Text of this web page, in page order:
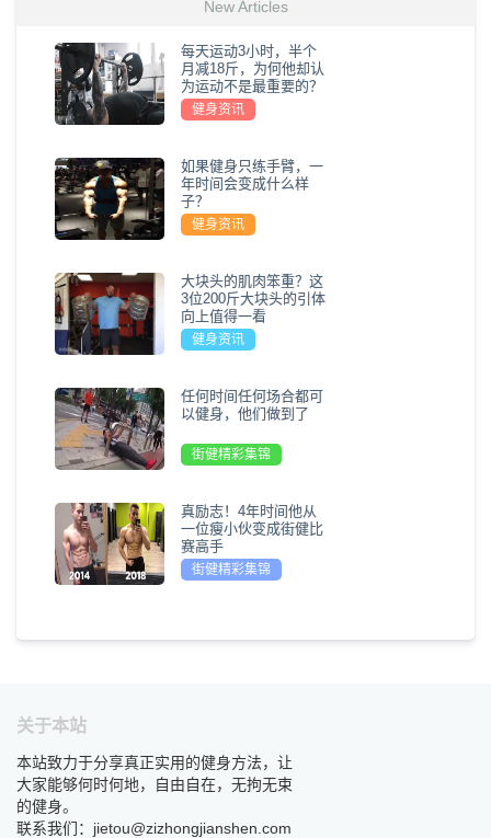
New Articles
每天运动3小时，半个
月减18斤，为何他却认
为运动不是最重要的？
健身资讯
如果健身只练手臂，一
年时间会变成什么样
子？
健身资讯
大块头的肌肉笨重？这
3位200斤大块头的引体
向上值得一看
健身资讯
任何时间任何场合都可
以健身，他们做到了
街健精彩集锦
真励志！4年时间他从
一位瘦小伙变成街健比
赛高手
街健精彩集锦
关于本站
本站致力于分享真正实用的健身方法，让
大家能够何时何地，自由自在，无拘无束
的健身。
联系我们：jietou@zizhongjianshen.com